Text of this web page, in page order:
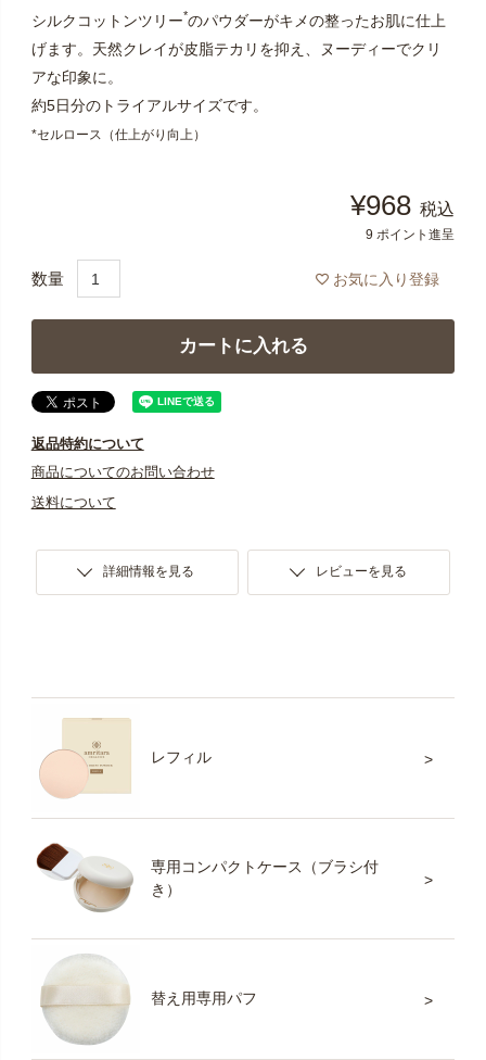
シルクコットンツリー*のパウダーがキメの整ったお肌に仕上
げます。天然クレイが皮脂テカリを抑え、ヌーディーでクリ
アな印象に。
約5日分のトライアルサイズです。
*セルロース（仕上がり向上）
¥968 税込
9 ポイント進呈
お気に入り登録
カートに入れる
返品特約について
商品についてのお問い合わせ
送料について
詳細情報を見る レビューを見る
レフィル
専用コンパクトケース（ブラシ付
き）
替え用専用パフ